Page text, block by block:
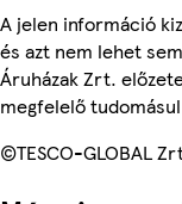
A jelen információ
és azt nem lehet
Áruházak Zrt.
megfelelő
©TESCO-GLOBAL